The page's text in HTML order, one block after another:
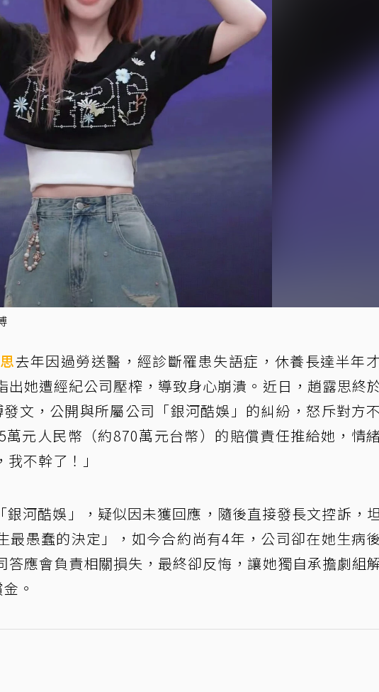
去年因過勞送醫，經診斷罹患失語症，休養長達半年
出她遭經紀公司壓榨，導致身心崩潰。近日，趙露思終
文，公開與所屬公司「銀河酷娛」的糾紛，怒斥對方
元人民幣（約870萬元台幣）的賠償責任推給她，情
不幹了！」
銀河酷娛」，疑似因未獲回應，隨後直接發長文控訴，
最愚蠢的決定」，如今合約尚有4年，公司卻在她生病
答應會負責相關損失，最終卻反悔，讓她獨自承擔劇組
。